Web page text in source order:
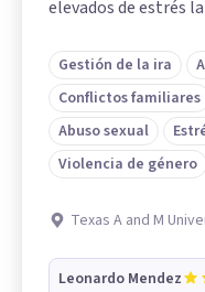
elevados de estrés
Gestión de la ira
Conflictos familiares
Abuso sexual
Violencia de género
Texas A and M
Leonardo Mendez